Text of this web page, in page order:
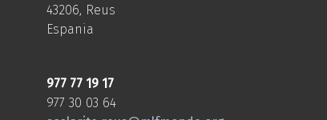
43206, Reus
Espania
977 77 19 17
977 30 03 64